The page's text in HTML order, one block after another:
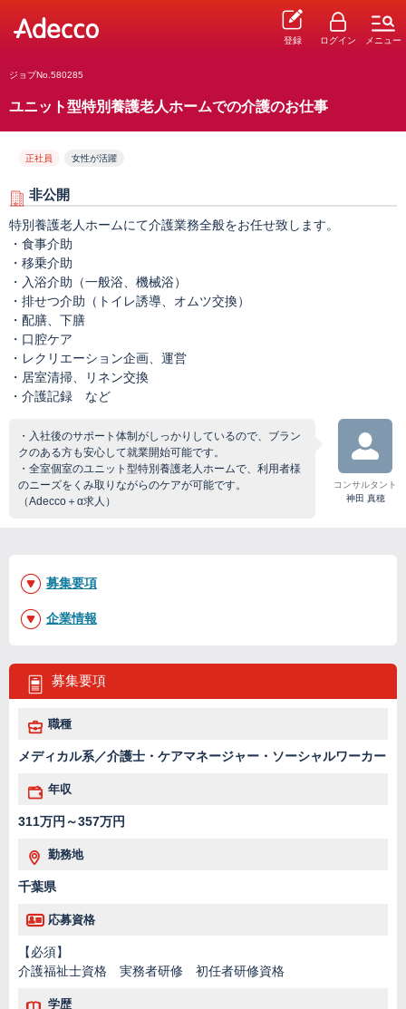
登録 ログイン メニュー
ジョブNo.580285
ユニット型特別養護老人ホームでの介護のお仕事
正社員 女性が活躍
非公開
特別養護老人ホームにて介護業務全般をお任せ致します。
・食事介助
・移乗介助
・入浴介助（一般浴、機械浴）
・排せつ介助（トイレ誘導、オムツ交換）
・配膳、下膳
・口腔ケア
・レクリエーション企画、運営
・居室清掃、リネン交換
・介護記録 など
・入社後のサポート体制がしっかりしているので、ブラン
クのある方も安心して就業開始可能です。
・全室個室のユニット型特別養護老人ホームで、利用者様
のニーズをくみ取りながらのケアが可能です。
（Adecco＋α求人）
コンサルタント
神田 真穂
募集要項
職種
メディカル系／介護士・ケアマネージャー・ソーシャルワーカー
年収
311万円～357万円
勤務地
千葉県
応募資格
【必須】
介護福祉士資格 実務者研修 初任者研修資格
学歴
募集要項
企業情報